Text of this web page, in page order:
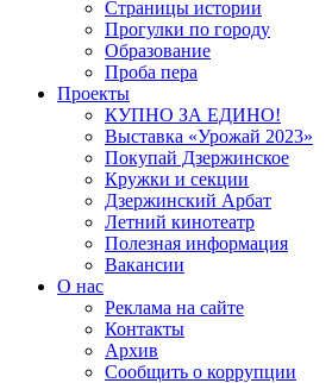
Страницы истории
Прогулки по городу
Образование
Проба пера
Проекты
КУПНО ЗА ЕДИНО!
Выставка «Урожай 2023»
Покупай Дзержинское
Кружки и секции
Дзержинский Арбат
Летний кинотеатр
Полезная информация
Вакансии
О нас
Реклама на сайте
Контакты
Архив
Сообщить о коррупции